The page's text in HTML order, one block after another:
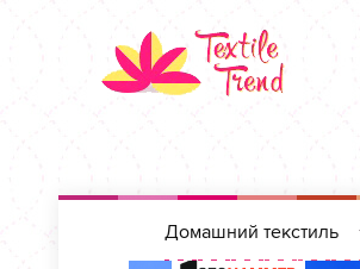
Домашний текстиль